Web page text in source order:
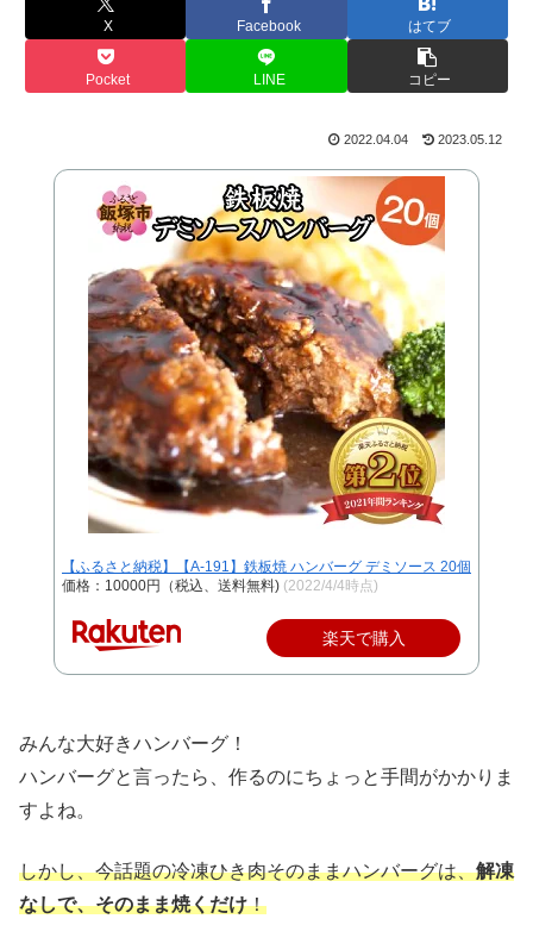
X Facebook はてブ
Pocket LINE コピー
2022.04.04 2023.05.12
【ふるさと納税】【A-191】鉄板焼 ハンバーグ デミソース 20個
価格：10000円（税込、送料無料) (2022/4/4時点)
楽天で購入
みんな大好きハンバーグ！
ハンバーグと言ったら、作るのにちょっと手間がかかりま
すよね。
しかし、今話題の冷凍ひき肉そのままハンバーグは、解凍
なしで、そのまま焼くだけ！